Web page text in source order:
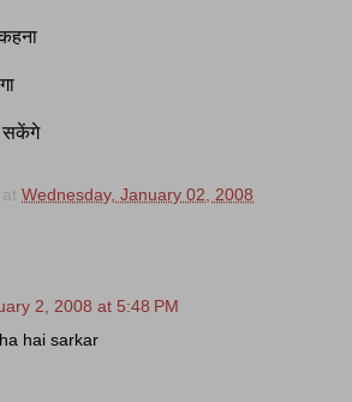
सकेंगे
at Wednesday, January 02, 2008
2, 2008 at 5:48 PM
hai sarkar